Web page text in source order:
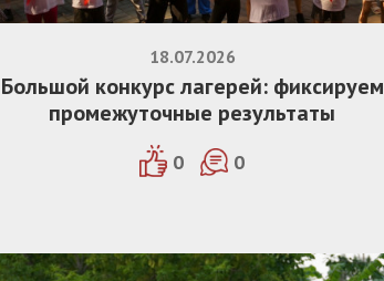
Большой конкурс лагерей: фиксируем
промежуточные результаты
18.07.2026
0 0